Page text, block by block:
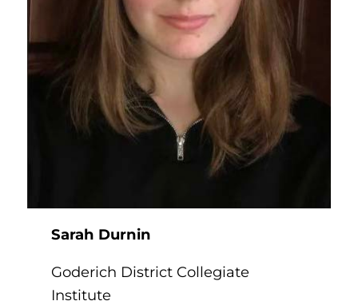
Sarah Durnin
Goderich District Collegiate
Institute